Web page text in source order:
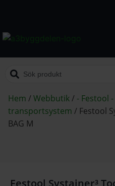
Hem /Webbutik/ - Festool -
transportsystem / Festool
BAG M
Festool Systainer³